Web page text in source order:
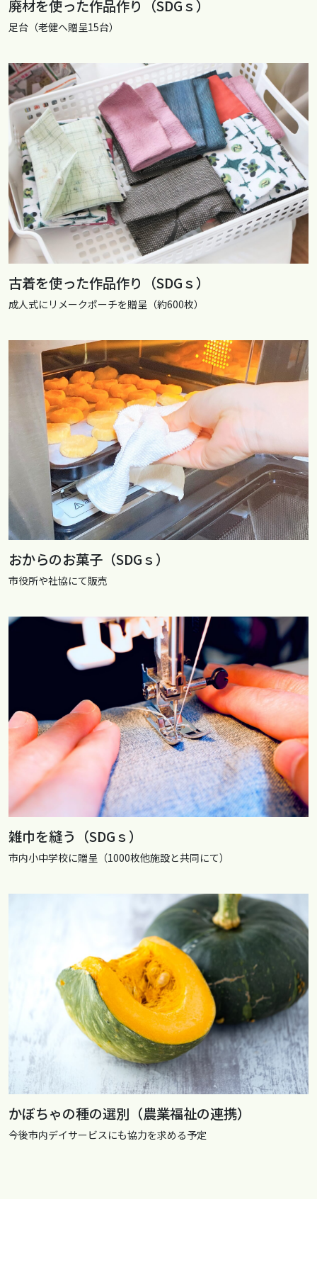
廃材を使った作品作り（SDGｓ）
足台（老健へ贈呈15台）
古着を使った作品作り（SDGｓ）
成人式にリメークポーチを贈呈（約600枚）
おからのお菓子（SDGｓ）
市役所や社協にて販売
雑巾を縫う（SDGｓ）
市内小中学校に贈呈（1000枚他施設と共同にて）
かぼちゃの種の選別（農業福祉の連携）
今後市内デイサービスにも協力を求める予定